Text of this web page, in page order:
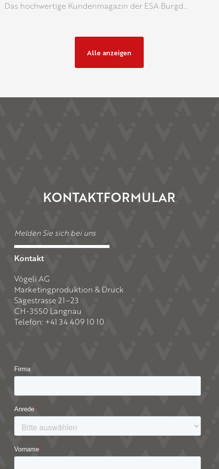
Das hochwertige Kundenmagazin der ESA Burgd…
Alle anzeigen
KONTAKTFORMULAR
Melden Sie sich bei uns
Kontakt
Vögeli AG
Marketingproduktion & Druck
Sägestrasse 21–23
CH-3550 Langnau
Telefon: +41 34 409 10 10